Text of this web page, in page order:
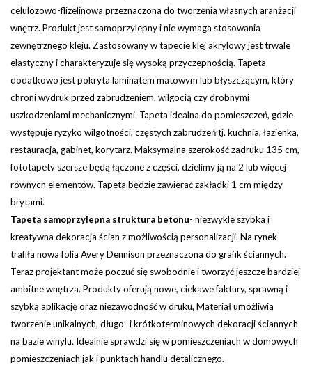
celulozowo-flizelinowa przeznaczona do tworzenia własnych aranżacji
wnętrz. Produkt jest samoprzylepny i nie wymaga stosowania
zewnętrznego kleju. Zastosowany w tapecie klej akrylowy jest trwale
elastyczny i charakteryzuje się wysoką przyczepnością. Tapeta
dodatkowo jest pokryta laminatem matowym lub błyszczącym, który
chroni wydruk przed zabrudzeniem, wilgocią czy drobnymi
uszkodzeniami mechanicznymi. Tapeta idealna do pomieszczeń, gdzie
występuje ryzyko wilgotności, częstych zabrudzeń tj. kuchnia, łazienka,
restauracja, gabinet, korytarz.Maksymalna szerokość zadruku 135 cm,
fototapety szersze będą łączone z części, dzielimy ją na 2 lub więcej
równych elementów. Tapeta będzie zawierać zakładki 1 cm między
brytami.
Tapeta samoprzylepna struktura betonu- niezwykle szybka i
kreatywna dekoracja ścian z możliwością personalizacji. Na rynek
trafiła nowa folia Avery Dennison przeznaczona do grafik ściannych.
Teraz projektant może poczuć się swobodnie i tworzyć jeszcze bardziej
ambitne wnętrza. Produkty oferują nowe, ciekawe faktury, sprawną i
szybką aplikację oraz niezawodność w druku, Materiał umożliwia
tworzenie unikalnych, długo- i krótkoterminowych dekoracji ściannych
na bazie winylu. Idealnie sprawdzi się w pomieszczeniach w domowych
pomieszczeniach jak i punktach handlu detalicznego.